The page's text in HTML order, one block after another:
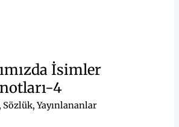
İsimler
4
Sözlük,Yayınlananlar